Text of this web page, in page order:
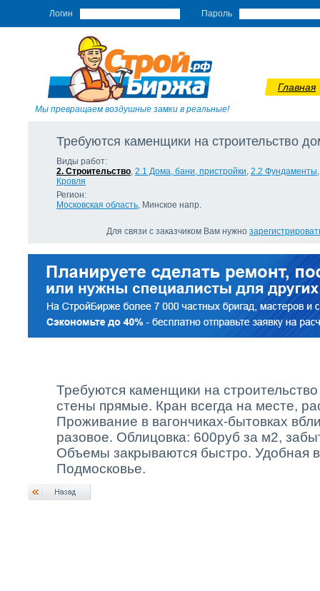
Логин Пароль
Мы превращаем воздушные замки в реальные!
Главная
Требуются каменщики на строительство
Виды работ:
2. Строительство, 2.1 Дома, бани, пристройки, 2.2 Фундаменты
Кровля
Регион:
Московская область, Минское напр.
Для связи с заказчиком Вам нужно
Требуются каменщики на
стены прямые. Кран всегда на месте,
Проживание в вагончиках-бытовках
разовое. Облицовка: 600руб за м2,
Объемы закрываются быстро. Удобная
Подмосковье.